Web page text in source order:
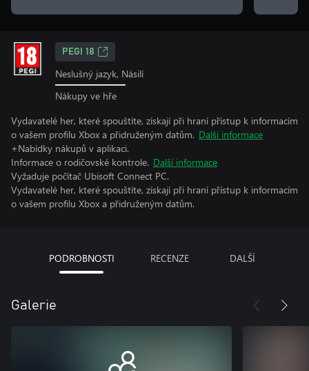
PEGI 18
Neslušný jazyk, Násilí
Nákupy ve hře
Vydavatelé her, které spouštíte, získají při hraní přístup k informacím
o vašem profilu Xbox a přidruženým datům. Další informace
+Nabídky nákupů v aplikaci.
Informace o rodičovské kontrole. Další informace
Vyžaduje počítač Ubisoft Connect PC.
Vydavatelé her, které spouštíte, získají při hraní přístup k informacím
o vašem profilu Xbox a přidruženým datům.
PODROBNOSTI RECENZE DALŠÍ
Galerie